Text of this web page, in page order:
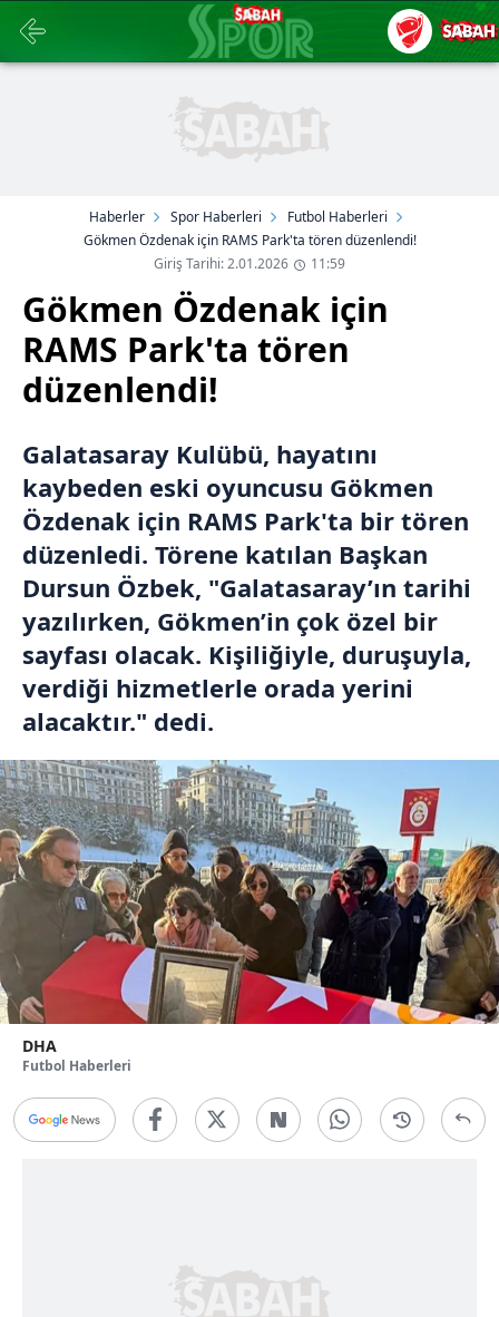
Haberler Spor Haberleri
Futbol Haberleri
Gökmen Özdenak için RAMS Park'ta tören düzenlendi!
Giriş Tarihi: 2.01.2026
11:59
Gökmen Özdenak için
RAMS Park'ta tören
düzenlendi!
Galatasaray Kulübü, hayatını
kaybeden eski oyuncusu Gökmen
Özdenak için RAMS Park'ta bir tören
düzenledi. Törene katılan Başkan
Dursun Özbek, "Galatasaray’ın tarihi
yazılırken, Gökmen’in çok özel bir
sayfası olacak. Kişiliğiyle, duruşuyla,
verdiği hizmetlerle orada yerini
alacaktır." dedi.
DHA
Futbol Haberleri